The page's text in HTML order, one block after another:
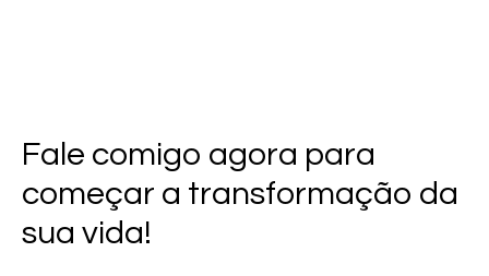
Fale comigo agora para
começar a transformação da
sua vida!